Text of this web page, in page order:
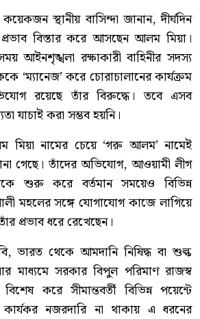
স্থানীয় বাসিন্দা জানান, দীর্ঘদিন
বিস্তার করে আসছেন আলম মিয়া।
আইনশৃঙ্খলা রক্ষাকারী বাহিনীর সদস্য
‘ম্যানেজ’ করে চোরাচালানের কার্যক্রম
রয়েছে তাঁর বিরুদ্ধে। তবে এসব
যাচাই করা সম্ভব হয়নি।
মিয়া নামের চেয়ে ‘গরু আলম’ নামেই
গেছে। তাঁদের অভিযোগ, আওয়ামী লীগ
শুরু করে বর্তমান সময়েও বিভিন্ন
মহলের সঙ্গে যোগাযোগ কাজে লাগিয়ে
প্রভাব ধরে রেখেছেন।
ভারত থেকে আমদানি নিষিদ্ধ বা শুল্ক
মাধ্যমে সরকার বিপুল পরিমাণ রাজস্ব
করে সীমান্তবর্তী বিভিন্ন পয়েন্টে
কার্যকর নজরদারি না থাকায় এ ধরনের